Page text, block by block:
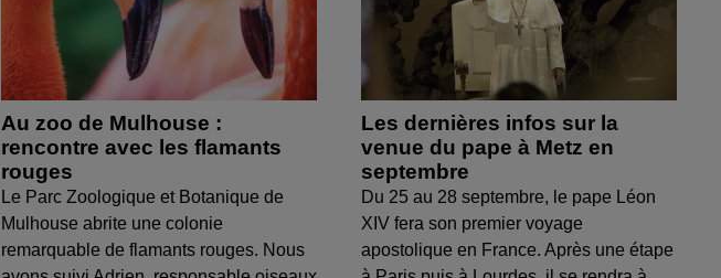
Au zoo de Mulhouse :
rencontre avec les flamants
rouges
Le Parc Zoologique et Botanique de
Mulhouse abrite une colonie
remarquable de flamants rouges. Nous
Les dernières infos sur la
venue du pape à Metz en
septembre
Du 25 au 28 septembre, le pape Léon
XIV fera son premier voyage
apostolique en France. Après une étape